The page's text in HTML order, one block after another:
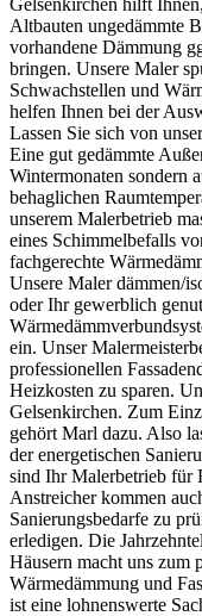
Altbauten ungedämmte
vorhandene Dämmung
bringen. Unsere Maler
Schwachstellen und
helfen Ihnen bei der
Lassen Sie sich von
Eine gut gedämmte
Wintermonaten sondern
behaglichen
unserem Malerbetrieb
eines Schimmelbefalls
fachgerechte
Unsere Maler dämmen/
oder Ihr gewerblich
ein. Unser
professionellen
Heizkosten zu sparen.
Gelsenkirchen. Zum
gehört Marl dazu. Also
der energetischen
sind Ihr Malerbetrieb für
Anstreicher kommen
Sanierungsbedarfe zu
erledigen. Die
Häusern macht uns zum
Wärmedämmung und
ist eine lohnenswerte